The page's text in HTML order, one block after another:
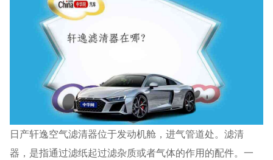
日产轩逸空气滤清器位于发动机舱，进气管道处。滤清
器，是指通过滤纸起过滤杂质或者气体的作用的配件。一